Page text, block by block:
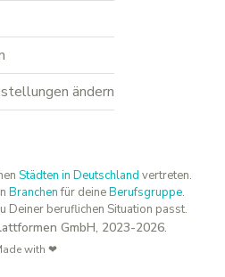
ändern
Städten in Deutschland vertreten.
Branchenfür deineBerufsgruppe.
Deiner beruflichen Situation passt.
GmbH, 2023-2026.
with ❤